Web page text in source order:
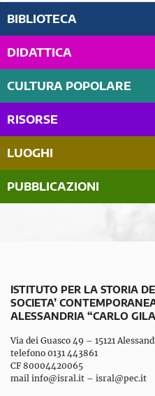
BIBLIOTECA
DIDATTICA
CULTURA POPOLARE
RISORSE
LUOGHI
PUBBLICAZIONI
ISTITUTO PER LA STORIA
SOCIETA’
ALESSANDRIA “CARLO
Via dei Guasco 49 – 15121
telefono 0131 443861
CF 80004420065
mail info@isral.it – isral@pec.it